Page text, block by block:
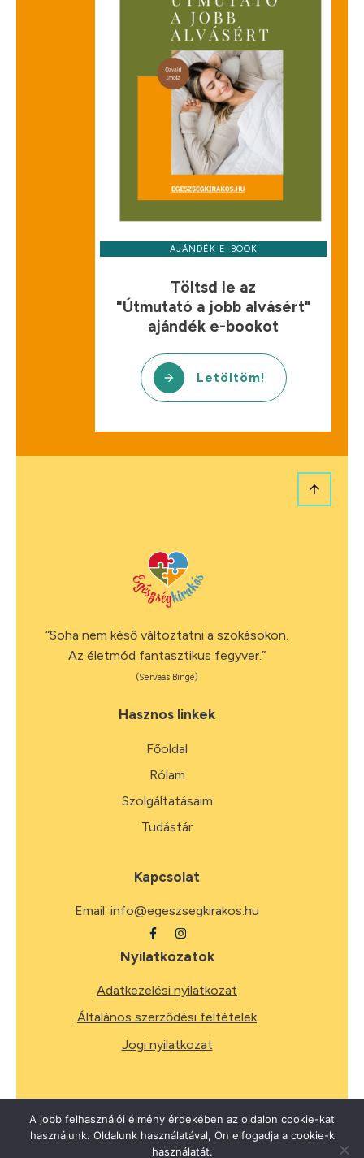
AJÁNDÉK E-BOOK
Töltsd le az
"Útmutató a jobb alvásért"
ajándék e-bookot
Letöltöm!
“Soha nem késő változtatni a szokásokon.
Az életmód fantasztikus fegyver.”
(Servaas Bingé)
Hasznos linkek
Főoldal
Rólam
Szolgáltatásaim
Tudástár
Kapcsolat
Email: info@egeszsegkirakos.hu
Nyilatkozatok
Adatkezelési nyilatkozat
Általános szerződési feltételek
Jogi nyilatkozat
2026Minden jog fenntartva.
A jobb felhasználói élmény érdekében az oldalon cookie-kat
használunk. Oldalunk használatával, Ön elfogadja a cookie-k
használatát.